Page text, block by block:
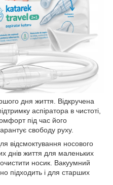
дня життя. Відкручена
аспіратора в чистоті,
під час його
свободу руху.
відсмоктування носового
днів життя для маленьких
носик. Вакуумний
підходить і для старших